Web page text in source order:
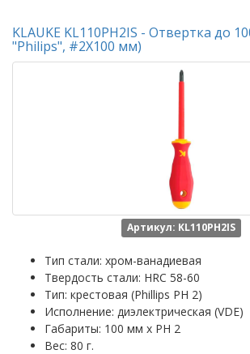
KLAUKE KL110PH2IS - Отвертка до
"Philips", #2Х100 мм)
Артикул: KL110PH2IS
Тип стали: хром-ванадиевая
Твердость стали: HRC 58-60
Тип: крестовая (Phillips PH 2)
Исполнение: диэлектрическая (VDE)
Габариты: 100 мм x PH 2
Вес: 80 г.